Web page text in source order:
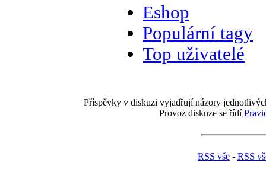
Eshop
Populární tagy
Top uživatelé
Příspěvky v diskuzi vyjadřují názory
Provoz diskuze se řídí
RSS vše - RSS